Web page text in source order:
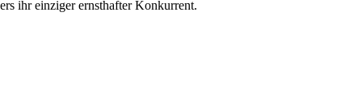
ihr einziger ernsthafter Konkurrent.